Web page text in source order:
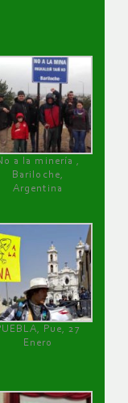
a la minería ,
Bariloche,
Argentina
Pue, 27
Enero